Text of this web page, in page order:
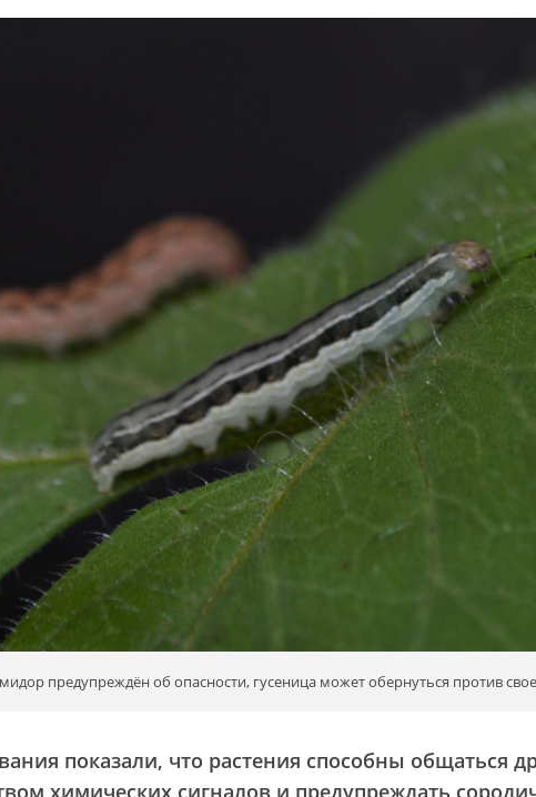
предупреждён об опасности, гусеница может обернуться против
показали, что растения способны общаться